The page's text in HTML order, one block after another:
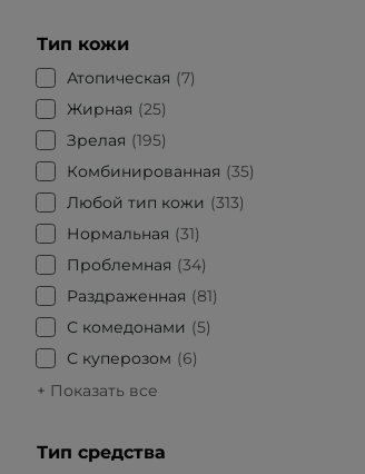
Тип кожи
Атопическая
7
Жирная
25
Зрелая
195
Комбинированная
35
Любой тип кожи
313
Нормальная
31
Проблемная
34
Раздраженная
81
С комедонами
5
С куперозом
6
+ Показать все
Тип средства